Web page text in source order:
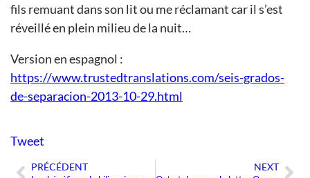
fils remuant dans son lit ou me réclamant car il s’est
réveillé en plein milieu de la nuit…
Version en espagnol :
https://www.trustedtranslations.com/seis-grados-
de-separacion-2013-10-29.html
Tweet
PRÉCÉDENT NEXT